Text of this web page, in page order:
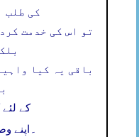
کی طلب
تو اس کی خدمت
باقی یہ کیا
کے
اپنے ۔